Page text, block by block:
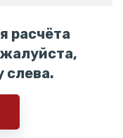
расчёта
слева.